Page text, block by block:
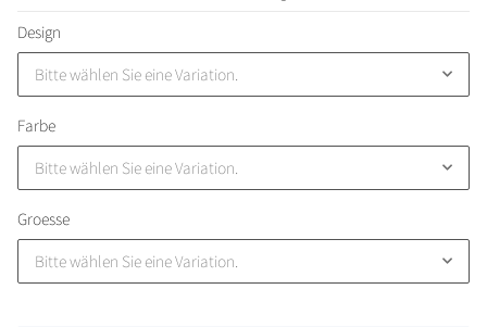
Design
Bitte wählen Sie eine Variation.
Farbe
Bitte wählen Sie eine Variation.
Groesse
Bitte wählen Sie eine Variation.